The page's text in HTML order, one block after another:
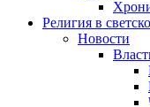
Религия в
Новости